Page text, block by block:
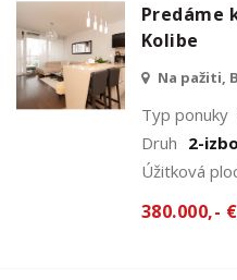
Predáme
Kolibe
Na pažiti,
Typ ponuky
Druh 2-
Úžitková
380.000,- €